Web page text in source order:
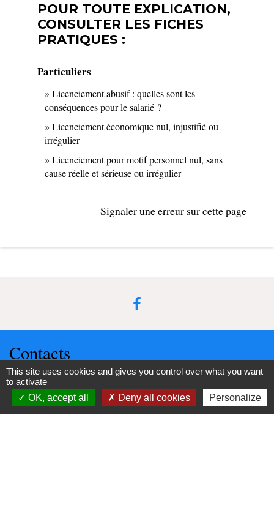
POUR TOUTE EXPLICATION,
CONSULTER LES FICHES
PRATIQUES :
Particuliers
Licenciement abusif : quelles sont les
conséquences pour le salarié ?
Licenciement économique nul, injustifié ou
irrégulier
Licenciement pour motif personnel nul, sans
cause réelle et sérieuse ou irrégulier
Signaler une erreur sur cette page
Contacts
Commune d'Upie
1, rue de la Mairie
26120 Upie - FRANCE
This site uses cookies and gives you control over what you want
to activate
OK, accept all
Deny all cookies Personalize